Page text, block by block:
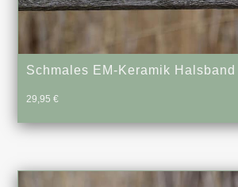
Schmales EM-Keramik Halsband
29,95€